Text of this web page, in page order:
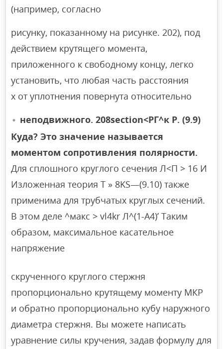
(например, согласно
рисунку, показанному на рисунке. 202), под
действием крутящего момента,
приложенного к свободному концу, легко
установить, что любая часть расстояния
x от уплотнения повернута относительно
неподвижного. 208section<РГ^к Р. (9.9)
Куда? Это значение называется
моментом сопротивления полярности.
Для сплошного круглого сечения Л<П > 16 И
Изложенная теория T » 8KS—(9.10) также
применима для трубчатых круглых сечений.
В этом деле ^макс > vl4kr Л^(1-А4)’ Таким
образом, максимальное касательное
напряжение
скрученного круглого стержня
пропорционально крутящему моменту МКР
и обратно пропорционально кубу наружного
диаметра стержня. Вы можете написать
уравнение силы кручения, задав формулу для